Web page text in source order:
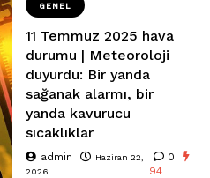
GENEL
11 Temmuz 2025 hava
durumu | Meteoroloji
duyurdu: Bir yanda
sağanak alarmı, bir
yanda kavurucu
sıcaklıklar
admin
Haziran 22,
2026
0
94